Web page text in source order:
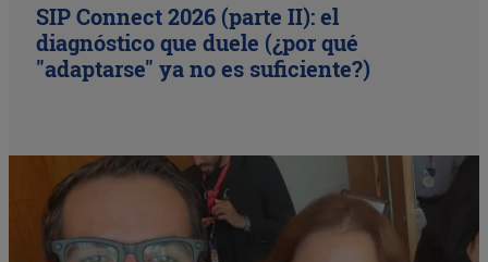
SIP Connect 2026 (parte II): el
diagnóstico que duele (¿por qué
"adaptarse" ya no es suficiente?)